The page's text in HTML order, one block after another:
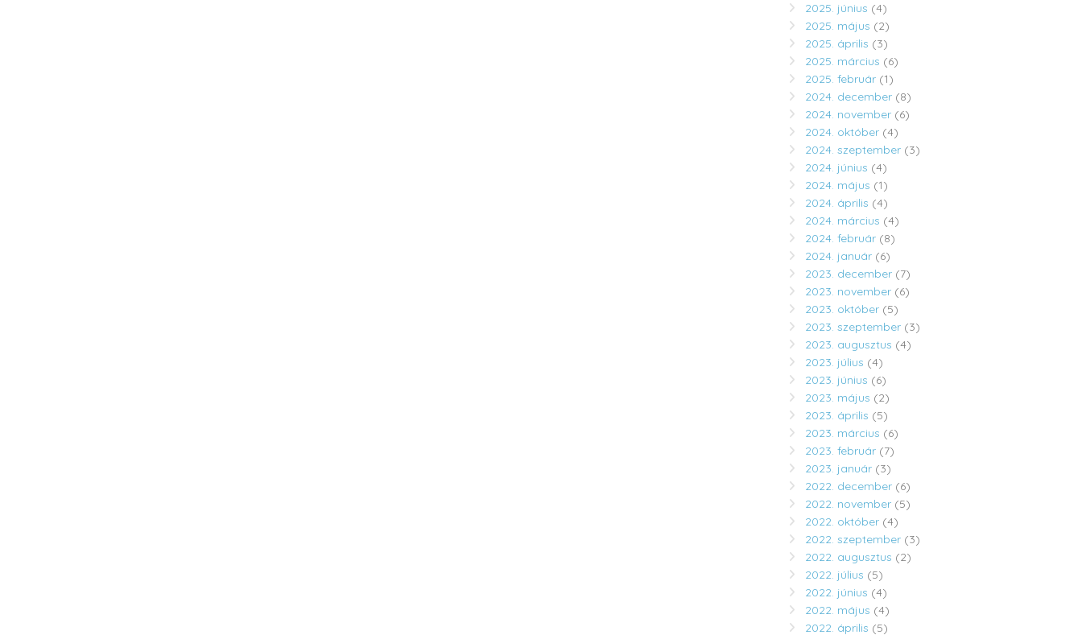
2025. június (4)
2025. május (2)
2025. április (3)
2025. március (6)
2025. február(1)
2024. december(8)
2024. november(6)
2024. október(4)
2024. szeptember(3)
2024. június (4)
2024. május (1)
2024. április (4)
2024. március (4)
2024. február(8)
2024. január(6)
2023. december(7)
2023. november(6)
2023. október(5)
2023. szeptember(3)
2023. augusztus (4)
2023. július (4)
2023. június (6)
2023. május (2)
2023. április (5)
2023. március (6)
2023. február(7)
2023. január(3)
2022. december(6)
2022. november(5)
2022. október(4)
2022. szeptember(3)
2022. augusztus (2)
2022. július (5)
2022. június (4)
2022. május (4)
2022. április (5)